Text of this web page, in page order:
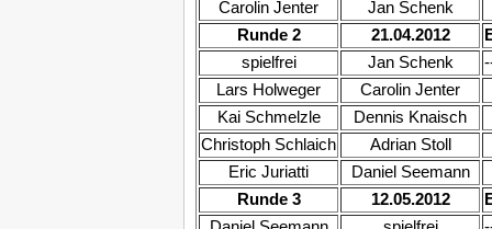
Carolin Jenter
Jan Schenk
Runde 2
21.04.2012
spielfrei
Jan Schenk
Lars Holweger
Carolin Jenter
Kai Schmelzle
Dennis Knaisch
Christoph Schlaich
Adrian Stoll
Eric Juriatti
Daniel Seemann
Runde 3
12.05.2012